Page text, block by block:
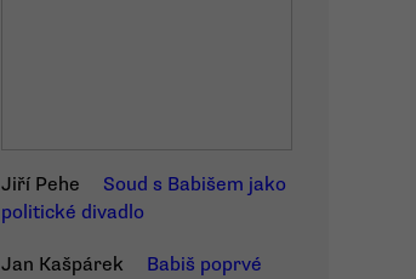
Jiří Pehe
Soud s Babišem jako
politické divadlo
Jan Kašpárek
Babiš poprvé